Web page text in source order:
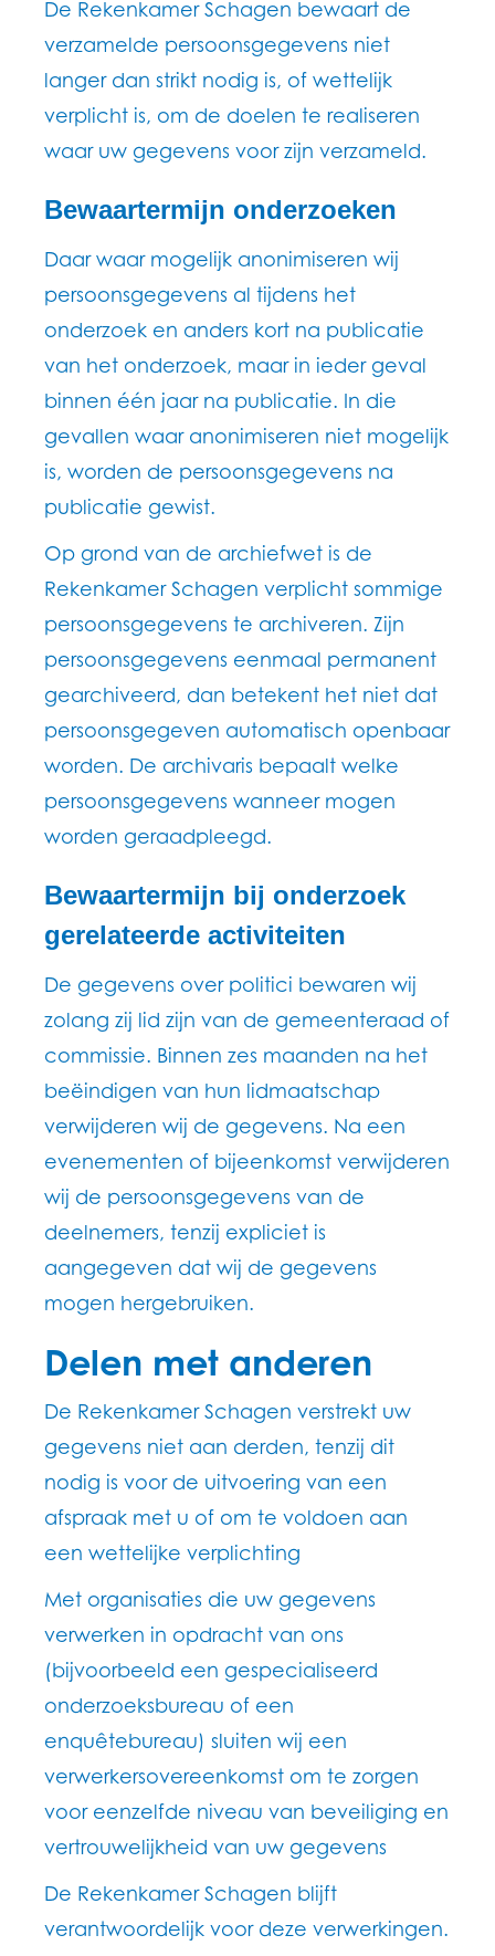
De Rekenkamer Schagen bewaart de
verzamelde persoonsgegevens niet
langer dan strikt nodig is, of wettelijk
verplicht is, om de doelen te realiseren
waar uw gegevens voor zijn verzameld.
Bewaartermijn onderzoeken
Daar waar mogelijk anonimiseren wij
persoonsgegevens al tijdens het
onderzoek en anders kort na publicatie
van het onderzoek, maar in ieder geval
binnen één jaar na publicatie. In die
gevallen waar anonimiseren niet mogelijk
is, worden de persoonsgegevens na
publicatie gewist.
Op grond van de archiefwet is de
Rekenkamer Schagen verplicht sommige
persoonsgegevens te archiveren. Zijn
persoonsgegevens eenmaal permanent
gearchiveerd, dan betekent het niet dat
persoonsgegeven automatisch openbaar
worden. De archivaris bepaalt welke
persoonsgegevens wanneer mogen
worden geraadpleegd.
Bewaartermijn bij onderzoek
gerelateerde activiteiten
De gegevens over politici bewaren wij
zolang zij lid zijn van de gemeenteraad of
commissie. Binnen zes maanden na het
beëindigen van hun lidmaatschap
verwijderen wij de gegevens. Na een
evenementen of bijeenkomst verwijderen
wij de persoonsgegevens van de
deelnemers, tenzij expliciet is
aangegeven dat wij de gegevens
mogen hergebruiken.
Delen met anderen
De Rekenkamer Schagen verstrekt uw
gegevens niet aan derden, tenzij dit
nodig is voor de uitvoering van een
afspraak met u of om te voldoen aan
een wettelijke verplichting
Met organisaties die uw gegevens
verwerken in opdracht van ons
(bijvoorbeeld een gespecialiseerd
onderzoeksbureau of een
enquêtebureau) sluiten wij een
verwerkersovereenkomst om te zorgen
voor eenzelfde niveau van beveiliging en
vertrouwelijkheid van uw gegevens
De Rekenkamer Schagen blijft
verantwoordelijk voor deze verwerkingen.